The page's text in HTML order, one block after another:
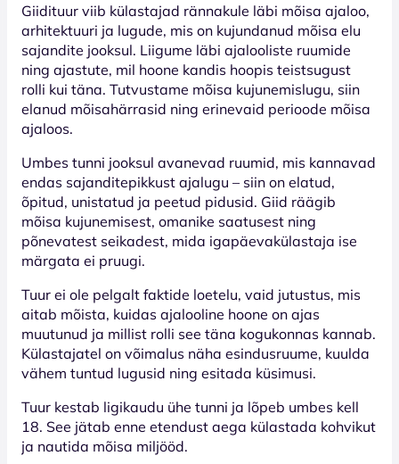
Giidituur viib külastajad rännakule läbi mõisa ajaloo,
arhitektuuri ja lugude, mis on kujundanud mõisa elu
sajandite jooksul. Liigume läbi ajalooliste ruumide
ning ajastute, mil hoone kandis hoopis teistsugust
rolli kui täna. Tutvustame mõisa kujunemislugu, siin
elanud mõisahärrasid ning erinevaid perioode mõisa
ajaloos.
Umbes tunni jooksul avanevad ruumid, mis kannavad
endas sajanditepikkust ajalugu – siin on elatud,
õpitud, unistatud ja peetud pidusid. Giid räägib
mõisa kujunemisest, omanike saatusest ning
põnevatest seikadest, mida igapäevakülastaja ise
märgata ei pruugi.
Tuur ei ole pelgalt faktide loetelu, vaid jutustus, mis
aitab mõista, kuidas ajalooline hoone on ajas
muutunud ja millist rolli see täna kogukonnas kannab.
Külastajatel on võimalus näha esindusruume, kuulda
vähem tuntud lugusid ning esitada küsimusi.
Tuur kestab ligikaudu ühe tunni ja lõpeb umbes kell
18. See jätab enne etendust aega külastada kohvikut
ja nautida mõisa miljööd.